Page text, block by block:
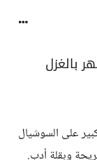
بالغزل
على السوشيال